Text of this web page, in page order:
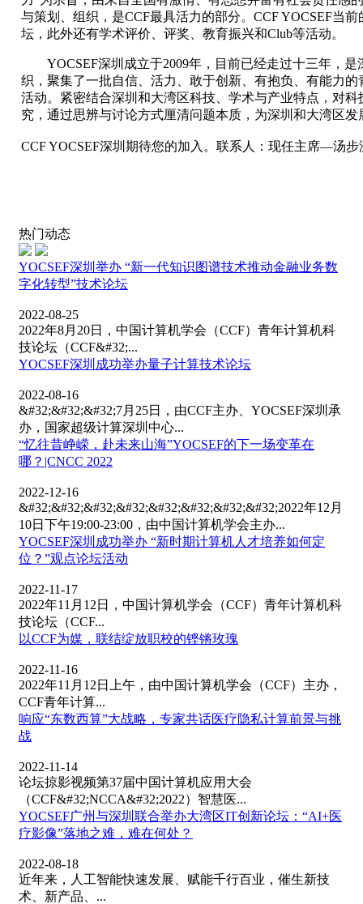
与策划、组织，是CCF最具活力的部分。CCF YOCSEF当
坛，此外还有学术评价、评奖、教育振兴和Club等活动。
YOCSEF深圳成立于2009年，目前已经走过十三年，
织， 聚集了一批自信、活力、敢于创新、有抱负、有能力的
活动。紧密结合深圳和大湾区科技、学术与产业特点，对
究，通过思辨与讨论方式厘清问题本质，为深圳和大湾区
CCF YOCSEF深圳期待您的加入。联系人：现任主席—汤步
热门动态
YOCSEF深圳举办 “新一代知识图谱技术推动金融业务数
字化转型”技术论坛
2022-08-25
2022年8月20日，中国计算机学会（CCF）青年计算机科
技论坛（CCF&#32;...
YOCSEF深圳成功举办量子计算技术论坛
2022-08-16
&#32;&#32;&#32;7月25日，由CCF主办、YOCSEF深圳承
办，国家超级计算深圳中心...
“忆往昔峥嵘，赴未来山海”YOCSEF的下一场变革在
哪？|CNCC 2022
2022-12-16
&#32;&#32;&#32;&#32;&#32;&#32;&#32;&#32;2022年12月
10日下午19:00-23:00，由中国计算机学会主办...
YOCSEF深圳成功举办 “新时期计算机人才培养如何定
位？”观点论坛活动
2022-11-17
2022年11月12日，中国计算机学会（CCF）青年计算机科
技论坛（CCF...
以CCF为媒，联结绽放职校的铿锵玫瑰
2022-11-16
2022年11月12日上午，由中国计算机学会（CCF）主办，
CCF青年计算...
响应“东数西算”大战略，专家共话医疗隐私计算前景与挑
战
2022-11-14
论坛掠影视频第37届中国计算机应用大会
（CCF&#32;NCCA&#32;2022）智慧医...
YOCSEF广州与深圳联合举办大湾区IT创新论坛：“AI+医
疗影像”落地之难，难在何处？
2022-08-18
近年来，人工智能快速发展、赋能千行百业，催生新技
术、新产品、...